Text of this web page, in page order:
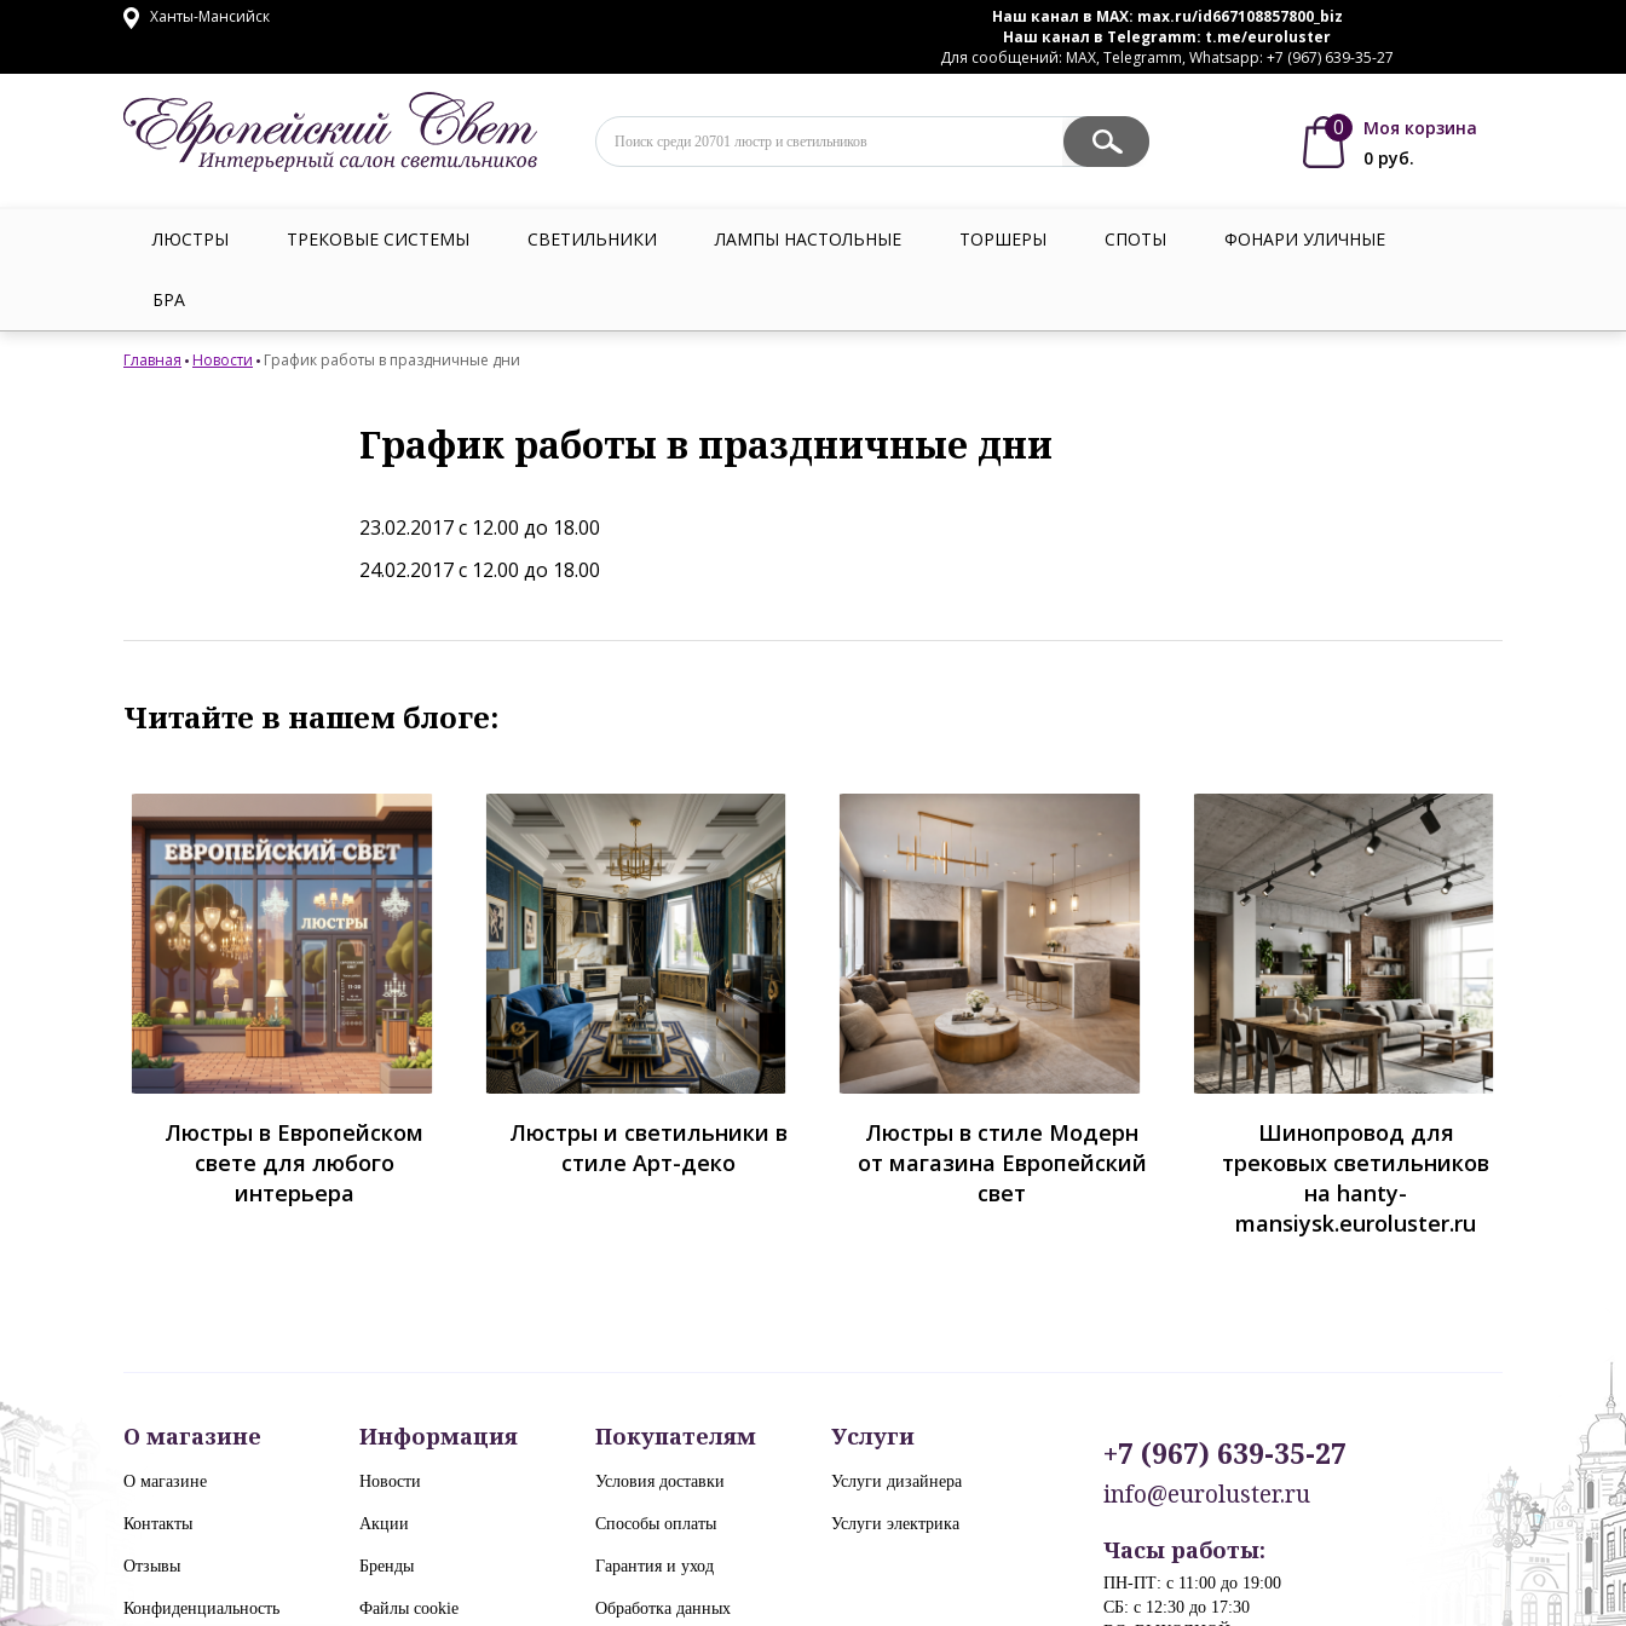
Ханты-Мансийск Наш канал в MAX: max.ru/id667108857800_biz
Наш канал в Telegramm: t.me/euroluster
Для сообщений: MAX, Telegramm, Whatsapp: +7 (967) 639-35-27
0
Моя корзина
0 руб.
ЛЮСТРЫ ТРЕКОВЫЕ СИСТЕМЫ СВЕТИЛЬНИКИ ЛАМПЫ НАСТОЛЬНЫЕ ТОРШЕРЫ СПОТЫ ФОНАРИ УЛИЧНЫЕ
БРА
Главная Новости График работы в праздничные дни
График работы в праздничные дни
23.02.2017 с 12.00 до 18.00
24.02.2017 с 12.00 до 18.00
Читайте в нашем блоге:
Люстры в Европейском
свете для любого
интерьера
Люстры и светильники в
стиле Арт-деко
Люстры в стиле Модерн
от магазина Европейский
свет
Шинопровод для
трековых светильников
на hanty-
mansiysk.euroluster.ru
О магазине
О магазине
Контакты
Отзывы
Конфиденциальность
Информация
Новости
Акции
Бренды
Файлы cookie
Покупателям
Условия доставки
Способы оплаты
Гарантия и уход
Обработка данных
Услуги
Услуги дизайнера
Услуги электрика
+7 (967) 639-35-27
info@euroluster.ru
Часы работы:
ПН-ПТ: с 11:00 до 19:00
СБ: с 12:30 до 17:30